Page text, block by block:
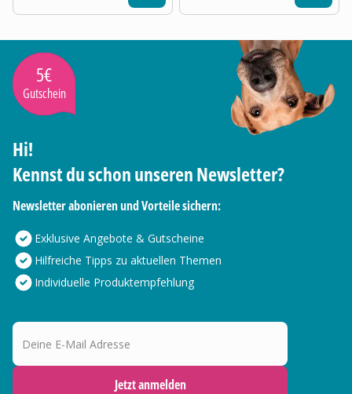
5€
Gutschein
Hi!
Kennst du schon unseren Newsletter?
Newsletter abonieren und Vorteile sichern:
Exklusive Angebote & Gutscheine
Hilfreiche Tipps zu aktuellen Themen
Individuelle Produktempfehlung
Deine E-Mail Adresse
Jetzt anmelden